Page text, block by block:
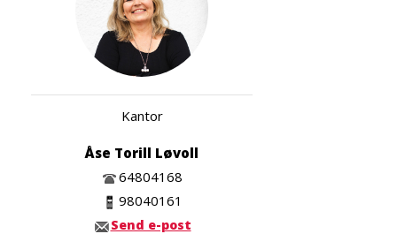
Kantor
Åse Torill Løvoll
64804168
98040161
Send e-post